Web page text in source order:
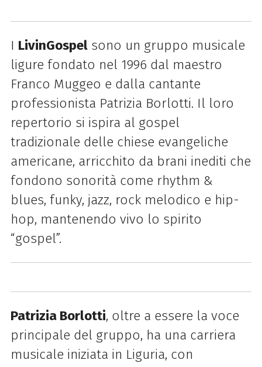
I LivinGospelsono un gruppo musicale
ligure fondato nel 1996 dal maestro
Franco Muggeo e dalla cantante
professionista Patrizia Borlotti. Il loro
repertorio si ispira al gospel
tradizionale delle chiese evangeliche
americane, arricchito da brani inediti che
fondono sonorità come rhythm &
blues, funky, jazz, rock melodico e hip-
hop, mantenendo vivo lo spirito
“gospel”.
Patrizia Borlotti, oltre a essere la voce
principale del gruppo, ha una carriera
musicale iniziata in Liguria, con